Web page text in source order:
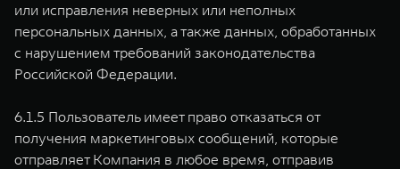
или исправления неверных или неполных
персональных данных, а также данных, обработанных
с нарушением требований законодательства
Российской Федерации.
6.1.5 Пользователь имеет право отказаться от
получения маркетинговых сообщений, которые
отправляет Компания в любое время, отправив